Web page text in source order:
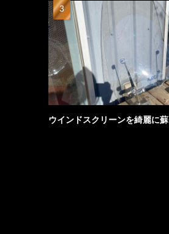
ウインドスクリーンを綺麗に